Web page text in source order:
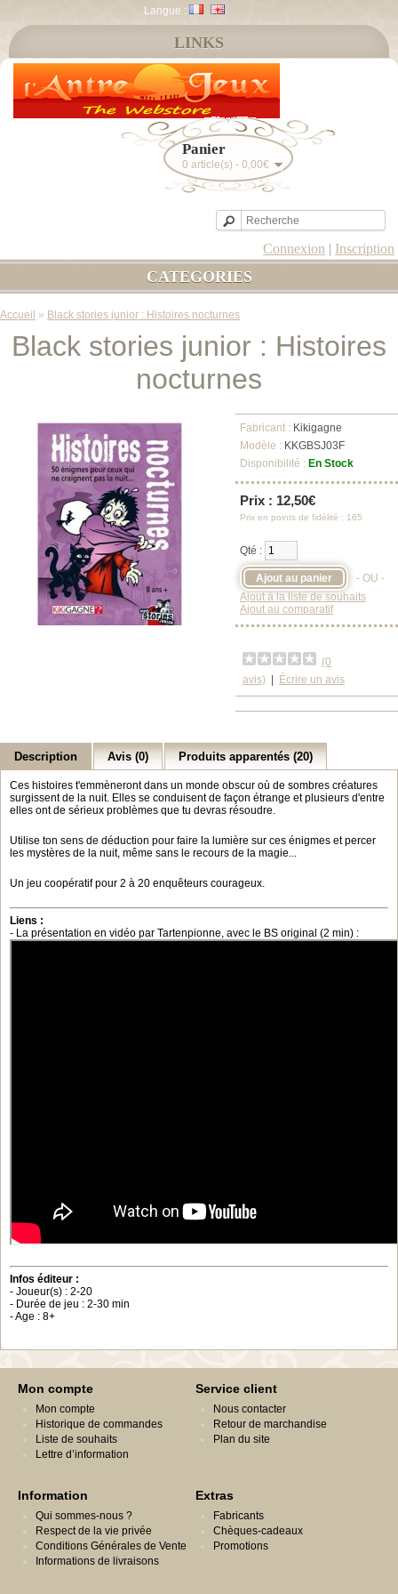
Langue :
Panier
0 article(s) - 0,00€
Connexion | Inscription
LINKS
CATEGORIES
Accueil » Black stories junior : Histoires nocturnes
Black stories junior : Histoires
nocturnes
Fabricant : Kikigagne
Modèle : KKGBSJ03F
Disponibilité : En Stock
Prix : 12,50€
Prix en points de fidélité : 165
Qté :
- OU -
Ajout à la liste de souhaits
Ajout au comparatif
(0
avis)
Écrire un avis
Description Avis (0) Produits apparentés (20)
Ces histoires t'emmèneront dans un monde obscur où de sombres créatures
surgissent de la nuit. Elles se conduisent de façon étrange et plusieurs d'entre
elles ont de sérieux problèmes que tu devras résoudre.
Utilise ton sens de déduction pour faire la lumière sur ces énigmes et percer
les mystères de la nuit, même sans le recours de la magie...
Un jeu coopératif pour 2 à 20 enquêteurs courageux.
Liens :
- La présentation en vidéo par Tartenpionne, avec le BS original (2 min) :
Infos éditeur :
- Joueur(s) : 2-20
- Durée de jeu : 2-30 min
- Age : 8+
Mon compte
Mon compte
Historique de commandes
Liste de souhaits
Lettre d’information
Service client
Nous contacter
Retour de marchandise
Plan du site
Information
Qui sommes-nous ?
Respect de la vie privée
Conditions Générales de Vente
Informations de livraisons
Extras
Fabricants
Chèques-cadeaux
Promotions